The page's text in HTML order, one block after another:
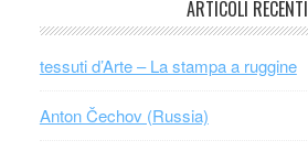
ARTICOLI RECENTI
tessuti d’Arte – La stampa a ruggine
Anton Čechov (Russia)